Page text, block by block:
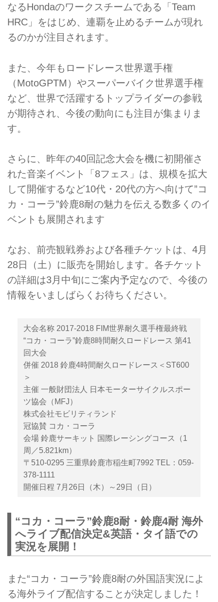
なるHondaのワークスチームである「Team
HRC」をはじめ、連覇を止めるチームが現れ
るのかが注目されます。
また、今年もロードレース世界選手権
（MotoGPTM）やスーパーバイク世界選手権
など、世界で活躍するトップライダーの参戦
が期待され、今後の動向にも注目が集まりま
す。
さらに、昨年の40回記念大会を機に初開催さ
れた音楽イベント「8フェス」は、規模を拡大
して開催するなど10代・20代の方へ向けて”コ
カ・コーラ”鈴鹿8耐の魅力を伝える数多くのイ
ベントも展開されます
なお、前売観戦券および各種チケットは、4月
28日（土）に販売を開始します。各チケット
の詳細は3月中旬にご案内予定なので、今後の
情報をいましばらくお待ちください。
大会名称 2017-2018 FIM世界耐久選手権最終戦
“コカ・コーラ”鈴鹿8時間耐久ロードレース 第41
回大会
併催 2018 鈴鹿4時間耐久ロードレース＜ST600
＞
主催 一般財団法人 日本モーターサイクルスポー
ツ協会（MFJ）
株式会社モビリティランド
冠協賛 コカ・コーラ
会場 鈴鹿サーキット 国際レーシングコース（1
周／5.821km）
〒510-0295 三重県鈴鹿市稲生町7992 TEL：059-
378-1111
開催日程 7月26日（木）～29日（日）
“コカ・コーラ”鈴鹿8耐・鈴鹿4耐 海外
へライブ配信決定&英語・タイ語での
実況を展開！
また“コカ・コーラ”鈴鹿8耐の外国語実況によ
る海外ライブ配信することが決定しました！